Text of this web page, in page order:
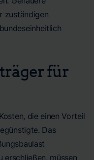
zuständigen
für
die einen Vorteil
Das
erschließen, müssen